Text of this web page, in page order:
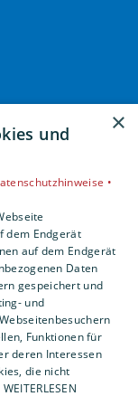
×
und
•
dem Endgerät
auf dem Endgerät
Daten
gespeichert und
und
Funktionen für
deren Interessen
die nicht